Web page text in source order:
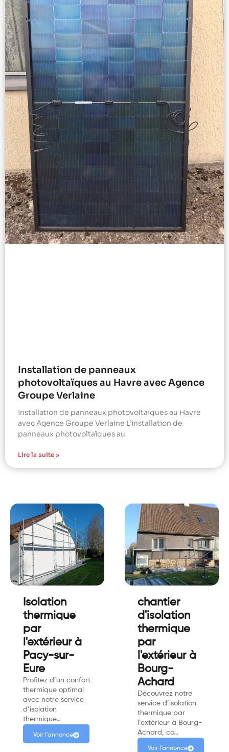
Installation de panneaux
photovoltaïques au Havre avec Agence
Groupe Verlaine
Installation de panneaux photovoltaïques au Havre
avec Agence Groupe Verlaine L’installation de
panneaux photovoltaïques au
Lire la suite »
Isolation
thermique
par
l'extérieur à
Pacy-sur-
Eure
Profitez d’un confort
thermique optimal
avec notre service
d’isolation
thermique…
Voir l'annonce
chantier
d'isolation
thermique
par
l'extérieur à
Bourg-
Achard
Découvrez notre
service d’isolation
thermique par
l’extérieur à Bourg-
Achard, co…
Voir l'annonce